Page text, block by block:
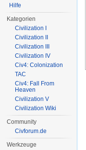
Hilfe
Kategorien
Civilization I
Civilization II
Civilization III
Civilization IV
Civ4: Colonization
TAC
Civ4: Fall From
Heaven
Civilization V
Civilization Wiki
Community
Civforum.de
Werkzeuge